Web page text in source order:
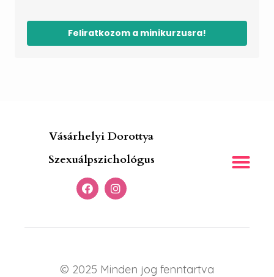
Feliratkozom a minikurzusra!
Vásárhelyi Dorottya
Szexuálpszichológus
© 2025 Minden jog fenntartva